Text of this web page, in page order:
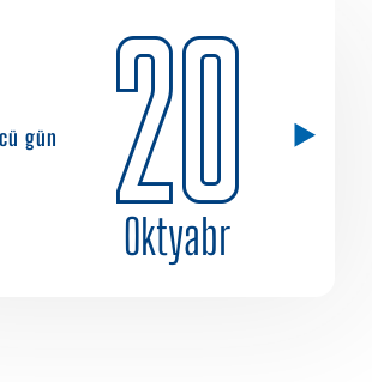
gün 20
Oktyabr